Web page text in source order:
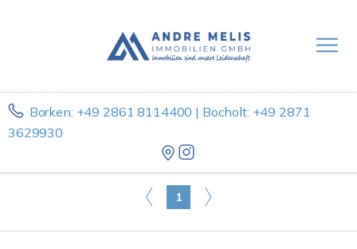
Borken: +49 2861 8114400 | Bocholt: +49 2871
3629930
1